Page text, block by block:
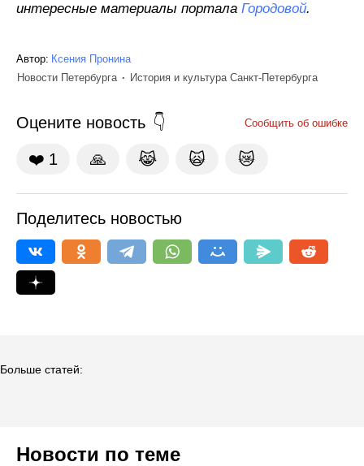
Новости по теме
интересные материалы портала Городовой.
Автор: Ксения Пронина
Новости Петербурга
История и культура Санкт-Петербурга
Оцените новость Сообщить об ошибке
❤️ 1 🙏 😹 🙀 😿
Поделитесь новостью
Больше статей: